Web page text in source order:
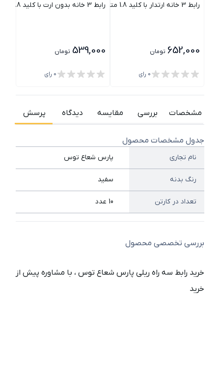
رابط 3 خانه ارتدار با کلید 1.8 متری پارت مدل شهاب
652,000 تومان
0 رای
رابط 3 خانه بدون ارت با کلید 1.8 متری پارت مدل شهاب
539,000 تومان
0 رای
مشخصات بررسی مقایسه دیدگاه پرسش
جدول مشخصات محصول
نام تجاری پارس شعاع توس
رنگ بدنه سفید
تعداد در کارتن 10 عدد
بررسی تخصصی محصول
خرید رابط سه راه ریلی پارس شعاع توس ، با مشاوره پیش از
خرید